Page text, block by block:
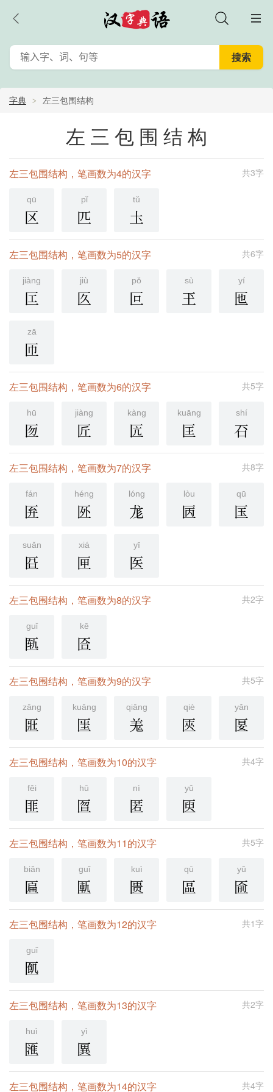
字典 左三包围结构
左三包围结构
共3字
左三包围结构，笔画数为4的汉字
qū
区
pǐ
匹
tǔ
圡
共6字
左三包围结构，笔画数为5的汉字
jiàng
匞
jiù
匛
pǒ
叵
sù
玊
yí
匜
zā
匝
共5字
左三包围结构，笔画数为6的汉字
hū
匢
jiàng
匠
kàng
匟
kuāng
匡
shí
䂖
共8字
左三包围结构，笔画数为7的汉字
fán
匥
héng
㔰
lóng
尨
lòu
㔷
qū
匤
suǎn
㔯
xiá
匣
yī
医
共2字
左三包围结构，笔画数为8的汉字
guǐ
匦
kē
匼
共5字
左三包围结构，笔画数为9的汉字
zāng
匨
kuāng
匩
qiāng
羗
qiè
匧
yǎn
匽
共4字
左三包围结构，笔画数为10的汉字
fěi
匪
hū
匫
nì
匿
yǔ
㔱
共5字
左三包围结构，笔画数为11的汉字
biǎn
匾
guǐ
匭
kuì
匮
qū
區
yǔ
匬
共1字
左三包围结构，笔画数为12的汉字
guǐ
㔳
共2字
左三包围结构，笔画数为13的汉字
huì
匯
yì
㔴
共4字
左三包围结构，笔画数为14的汉字